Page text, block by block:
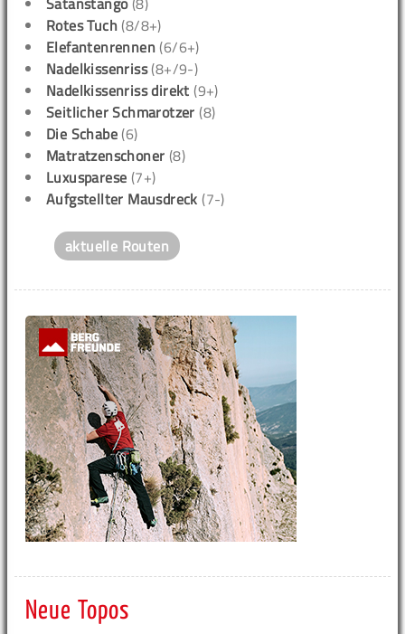
Rotes Tuch (8/8+)
Elefantenrennen (6/6+)
Nadelkissenriss(8+/9-)
Nadelkissenriss direkt (9+)
Seitlicher Schmarotzer (8)
Die Schabe (6)
Matratzenschoner (8)
Luxusparese (7+)
Aufgstellter Mausdreck (7-)
aktuelle Routen
Neue Topos